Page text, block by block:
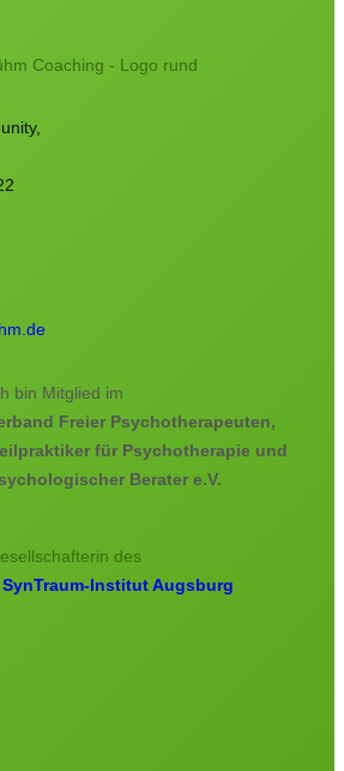
bin Mitglied im
Freier Psychotherapeuten,
für Psychotherapie und
Berater e.V.
des
SynTraum-Institut Augsburg